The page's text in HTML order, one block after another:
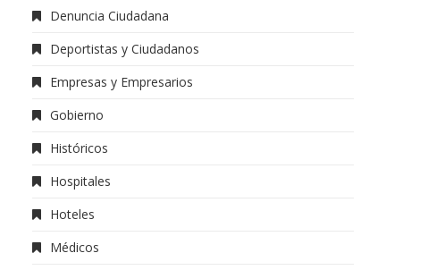
Denuncia Ciudadana
Deportistas y Ciudadanos
Empresas y Empresarios
Gobierno
Históricos
Hospitales
Hoteles
Médicos